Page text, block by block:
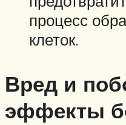
процесс
клеток.
Вред и
эффекты